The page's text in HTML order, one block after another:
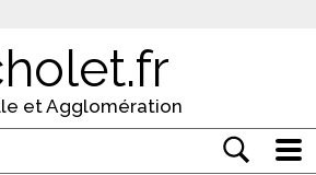
et Agglomération